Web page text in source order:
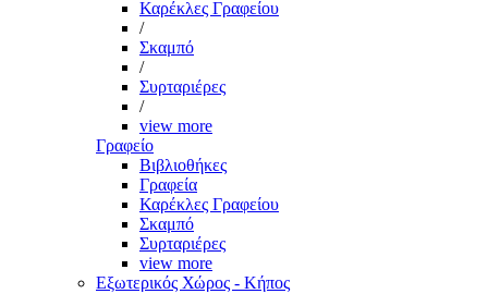
Καρέκλες Γραφείου
/
Σκαμπό
/
Συρταριέρες
/
view more
Γραφείο
Βιβλιοθήκες
Γραφεία
Καρέκλες Γραφείου
Σκαμπό
Συρταριέρες
view more
Εξωτερικός Χώρος - Κήπος